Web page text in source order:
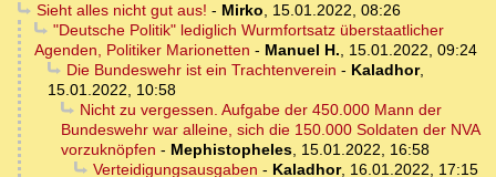
Sieht alles nicht gut aus! - Mirko, 15.01.2022, 08:26
"Deutsche Politik" lediglich Wurmfortsatz überstaatlicher
Agenden, Politiker Marionetten - Manuel H., 15.01.2022, 09:24
Die Bundeswehr ist ein Trachtenverein - Kaladhor,
15.01.2022, 10:58
Nicht zu vergessen. Aufgabe der 450.000 Mann der
Bundeswehr war alleine, sich die 150.000 Soldaten der NVA
vorzuknöpfen - Mephistopheles, 15.01.2022, 16:58
Verteidigungsausgaben - Kaladhor, 16.01.2022, 17:15